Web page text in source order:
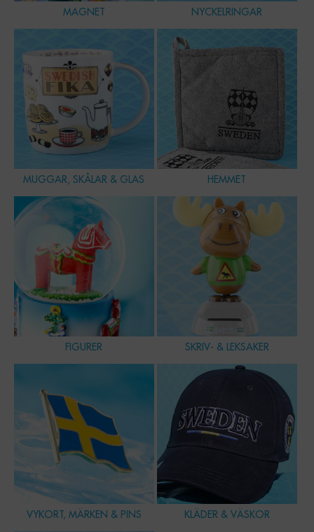
MAGNET NYCKELRINGAR
MUGGAR, SKÅLAR & GLAS HEMMET
FIGURER SKRIV- & LEKSAKER
VYKORT, MÄRKEN & PINS KLÄDER & VÄSKOR